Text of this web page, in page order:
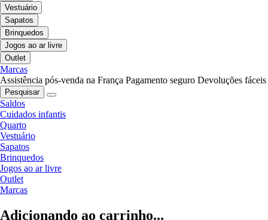
Vestuário
Sapatos
Brinquedos
Jogos ao ar livre
Outlet
Marcas
Assistência pós-venda na França Pagamento seguro Devoluções fáceis
Pesquisar
Saldos
Cuidados infantis
Quarto
Vestuário
Sapatos
Brinquedos
Jogos ao ar livre
Outlet
Marcas
Adicionando ao carrinho...